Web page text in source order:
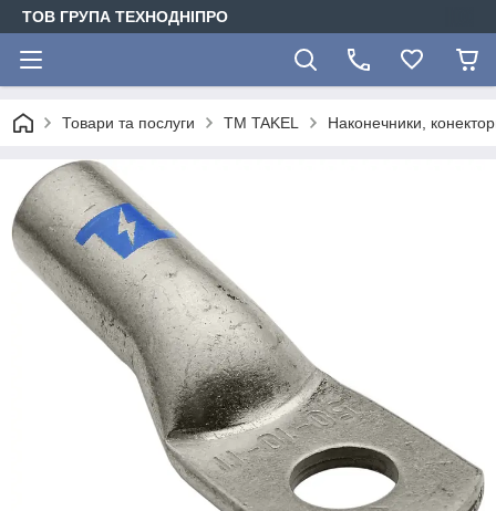
ТОВ ГРУПА ТЕХНОДНІПРО
Товари та послуги TM TAKEL Наконечники,